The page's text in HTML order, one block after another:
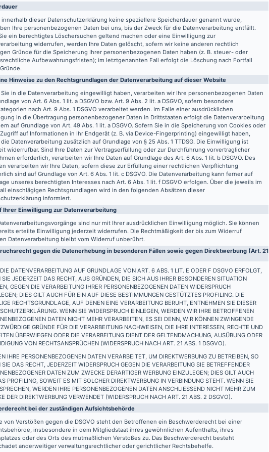
innerhalb dieser Datenschutzerklärung keine speziellere Speicherdauer genannt wurde,
Ihre personenbezogenen Daten bei uns, bis der Zweck für die Datenverarbeitung entfällt.
ein berechtigtes Löschersuchen geltend machen oder eine Einwilligung zur
widerrufen, werden Ihre Daten gelöscht, sofern wir keine anderen rechtlich
Gründe für die Speicherung Ihrer personenbezogenen Daten haben (z. B. steuer- oder
Aufbewahrungsfristen); im letztgenannten Fall erfolgt die Löschung nach Fortfall
Hinweise zu den Rechtsgrundlagen der Datenverarbeitung auf dieser Website
in die Datenverarbeitung eingewilligt haben, verarbeiten wir Ihre personenbezogenen Daten
von Art. 6 Abs. 1 lit. a DSGVO bzw. Art. 9 Abs. 2 lit. a DSGVO, sofern besondere
nach Art. 9 Abs. 1 DSGVO verarbeitet werden. Im Falle einer ausdrücklichen
in die Übertragung personenbezogener Daten in Drittstaaten erfolgt die Datenverarbeitung
auf Grundlage von Art. 49 Abs. 1 lit. a DSGVO. Sofern Sie in die Speicherung von Cookies oder
auf Informationen in Ihr Endgerät (z. B. via Device-Fingerprinting) eingewilligt haben,
Datenverarbeitung zusätzlich auf Grundlage von § 25 Abs. 1 TTDSG. Die Einwilligung ist
widerrufbar. Sind Ihre Daten zur Vertragserfüllung oder zur Durchführung vorvertraglicher
erforderlich, verarbeiten wir Ihre Daten auf Grundlage des Art. 6 Abs. 1 lit. b DSGVO. Des
verarbeiten wir Ihre Daten, sofern diese zur Erfüllung einer rechtlichen Verpflichtung
sind auf Grundlage von Art. 6 Abs. 1 lit. c DSGVO. Die Datenverarbeitung kann ferner auf
unseres berechtigten Interesses nach Art. 6 Abs. 1 lit. f DSGVO erfolgen. Über die jeweils im
einschlägigen Rechtsgrundlagen wird in den folgenden Absätzen dieser
informiert.
Ihrer Einwilligung zur Datenverarbeitung
sind nur mit Ihrer ausdrücklichen Einwilligung möglich. Sie können
erteilte Einwilligung jederzeit widerrufen. Die Rechtmäßigkeit der bis zum Widerruf
Datenverarbeitung bleibt vom Widerruf unberührt.
gegen die Datenerhebung in besonderen Fällen sowie gegen Direktwerbung (Art. 21
DATENVERARBEITUNG AUF GRUNDLAGE VON ART. 6 ABS. 1 LIT. E ODER F DSGVO ERFOLGT,
SIE JEDERZEIT DAS RECHT, AUS GRÜNDEN, DIE SICH AUS IHRER BESONDEREN SITUATION
GEGEN DIE VERARBEITUNG IHRER PERSONENBEZOGENEN DATEN WIDERSPRUCH
DIES GILT AUCH FÜR EIN AUF DIESE BESTIMMUNGEN GESTÜTZTES PROFILING. DIE
RECHTSGRUNDLAGE, AUF DENEN EINE VERARBEITUNG BERUHT, ENTNEHMEN SIE DIESER
WENN SIE WIDERSPRUCH EINLEGEN, WERDEN WIR IHRE BETROFFENEN
DATEN NICHT MEHR VERARBEITEN, ES SEI DENN, WIR KÖNNEN ZWINGENDE
GRÜNDE FÜR DIE VERARBEITUNG NACHWEISEN, DIE IHRE INTERESSEN, RECHTE UND
ÜBERWIEGEN ODER DIE VERARBEITUNG DIENT DER GELTENDMACHUNG, AUSÜBUNG ODER
VON RECHTSANSPRÜCHEN (WIDERSPRUCH NACH ART. 21 ABS. 1 DSGVO).
IHRE PERSONENBEZOGENEN DATEN VERARBEITET, UM DIREKTWERBUNG ZU BETREIBEN, SO
SIE DAS RECHT, JEDERZEIT WIDERSPRUCH GEGEN DIE VERARBEITUNG SIE BETREFFENDER
DATEN ZUM ZWECKE DERARTIGER WERBUNG EINZULEGEN; DIES GILT AUCH
PROFILING, SOWEIT ES MIT SOLCHER DIREKTWERBUNG IN VERBINDUNG STEHT. WENN SIE
WERDEN IHRE PERSONENBEZOGENEN DATEN ANSCHLIESSEND NICHT MEHR ZUM
DER DIREKTWERBUNG VERWENDET (WIDERSPRUCH NACH ART. 21 ABS. 2 DSGVO).
bei der zuständigen Aufsichts­behörde
von Verstößen gegen die DSGVO steht den Betroffenen ein Beschwerderecht bei einer
insbesondere in dem Mitgliedstaat ihres gewöhnlichen Aufenthalts, ihres
oder des Orts des mutmaßlichen Verstoßes zu. Das Beschwerderecht besteht
anderweitiger verwaltungsrechtlicher oder gerichtlicher Rechtsbehelfe.